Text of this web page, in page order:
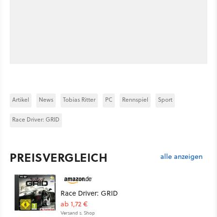
Artikel News Tobias Ritter PC Rennspiel Sport
Race Driver: GRID
PREISVERGLEICH alle anzeigen
Race Driver: GRID
ab 1,72 €
Versand s. Shop